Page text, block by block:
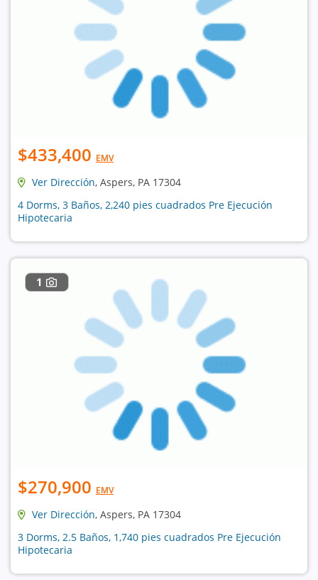
$433,400 EMV
Ver Dirección, Aspers, PA 17304
4 Dorms, 3 Baños, 2,240 pies cuadrados Pre Ejecución
Hipotecaria
1
$270,900 EMV
Ver Dirección, Aspers, PA 17304
3 Dorms, 2.5 Baños, 1,740 pies cuadrados Pre Ejecución
Hipotecaria